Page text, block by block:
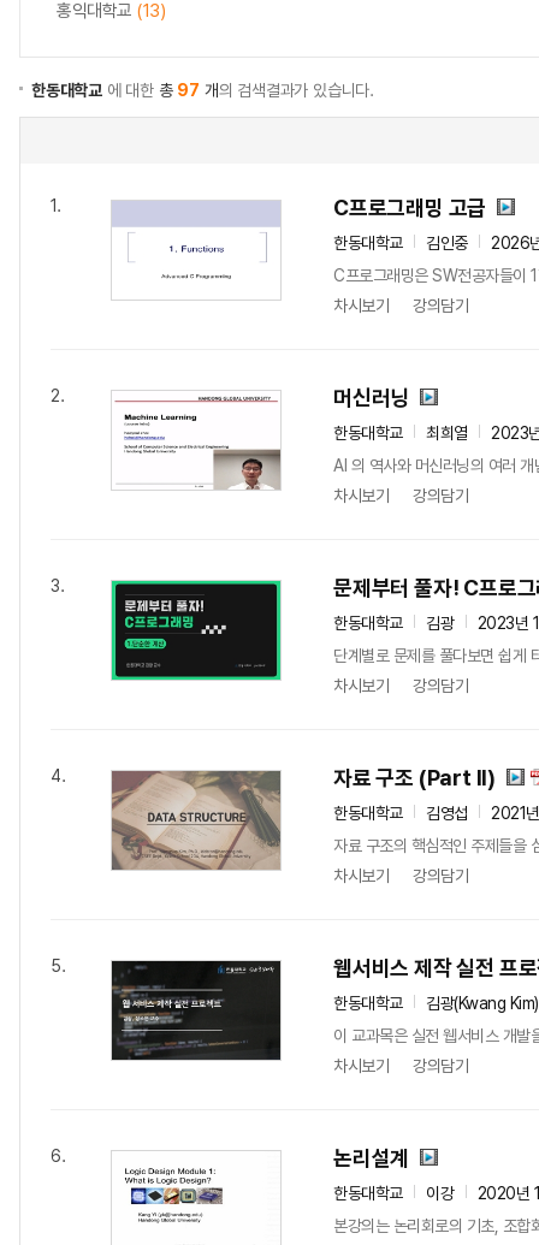
홍익대학교 (13)
한동대학교 에 대한 총 97 개의 검색결과가 있습니다.
1. C프로그래밍 고급
한동대학교 김인중
2026
C프로그래밍은 SW전공자들이
차시보기
강의담기
2. 머신러닝
한동대학교 최희열
2023
AI 의 역사와 머신러닝의 여러
차시보기
강의담기
3. 문제부터 풀자! C프로
한동대학교 김광
2023년
단계별로 문제를 풀다보면 쉽게
차시보기
강의담기
4. 자료 구조 (Part II)
한동대학교 김영섭
2021
자료 구조의 핵심적인 주제들을
차시보기
강의담기
5. 웹서비스 제작 실전 프
한동대학교
김광(Kwang
이 교과목은 실전 웹서비스 개
차시보기
강의담기
6. 논리설계
한동대학교 이강
2020년
본강의는 논리회로의 기초, 조합